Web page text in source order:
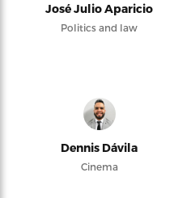
José Julio Aparicio
Politics and law
Dennis Dávila
Cinema